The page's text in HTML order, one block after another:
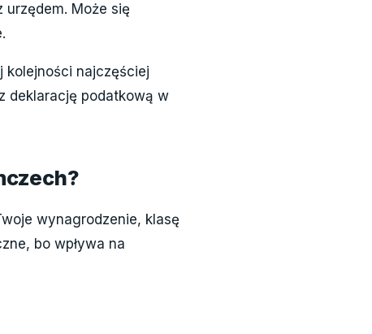
Może się
kolejności najczęściej
deklarację podatkową w
wynagrodzenie, klasę
bo wpływa na